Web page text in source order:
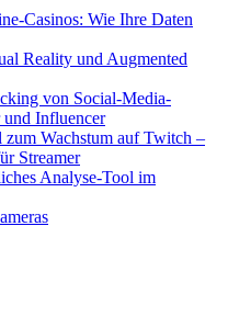
Casinos: Wie Ihre Daten
Reality und Augmented
von Social-Media-
und Influencer
Wachstum auf Twitch –
Streamer
Analyse-Tool im